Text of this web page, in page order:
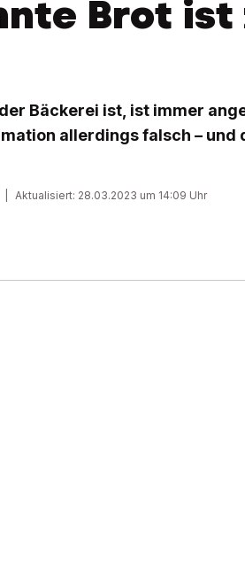
Brot ist
Bäckerei ist, ist immer
allerdings falsch – und
Aktualisiert: 28.03.2023 um 14:09 Uhr